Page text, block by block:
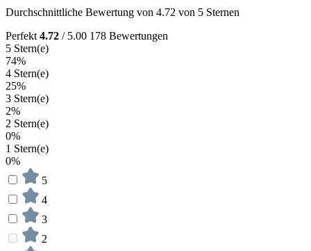
Durchschnittliche Bewertung von 4.72 von 5 Sternen
Perfekt 4.72 / 5.00 178 Bewertungen
5 Stern(e)
74%
4 Stern(e)
25%
3 Stern(e)
2%
2 Stern(e)
0%
1 Stern(e)
0%
5
4
3
2